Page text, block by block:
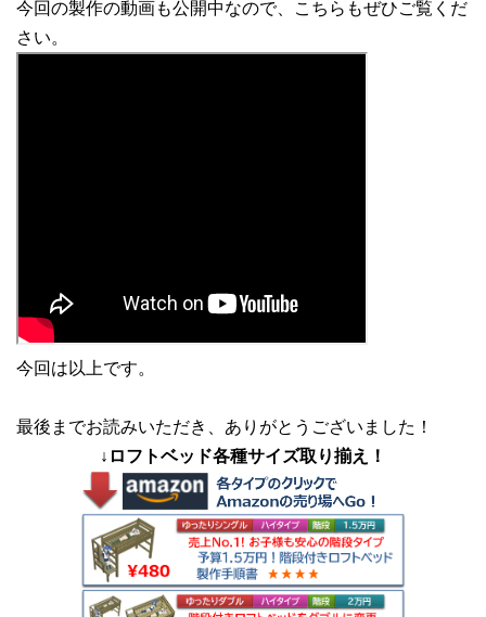
今回の製作の動画も公開中なので、こちらもぜひご覧くだ
さい。
今回は以上です。
最後までお読みいただき、ありがとうございました！
↓ロフトベッド各種サイズ取り揃え！